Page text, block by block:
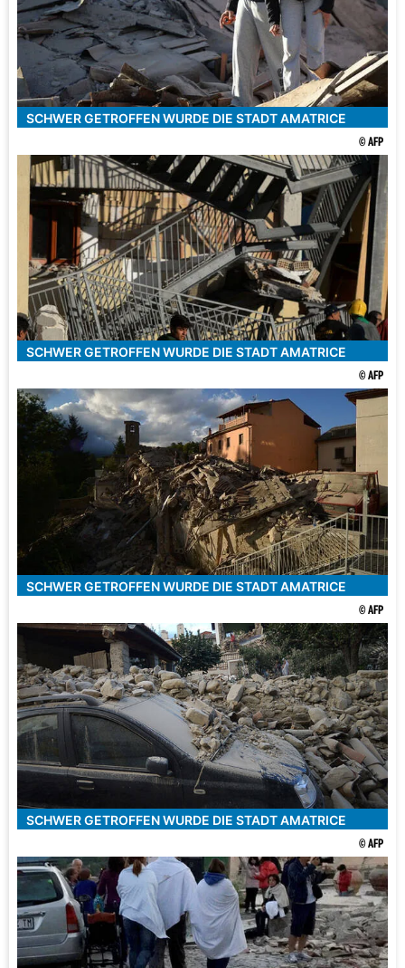
SCHWER GETROFFEN WURDE DIE STADT AMATRICE
© AFP
SCHWER GETROFFEN WURDE DIE STADT AMATRICE
© AFP
SCHWER GETROFFEN WURDE DIE STADT AMATRICE
© AFP
SCHWER GETROFFEN WURDE DIE STADT AMATRICE
© AFP